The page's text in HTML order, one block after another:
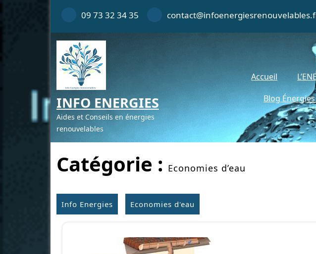
09 73 32 34 35
INFO ENERGIES
Aides et Conseils en énergies
renouvelables
Accueil
Blog
Catégorie : Economies d’eau
Info Energies Economies d'eau